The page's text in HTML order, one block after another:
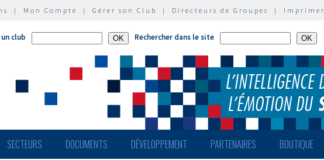
| Mon Compte | Gérer son Club | Directeurs de Groupes | Imprimer
club Rechercher dans le site
SECTEURS DOCUMENTS DÉVELOPPEMENT PARTENAIRES BOUTIQUE